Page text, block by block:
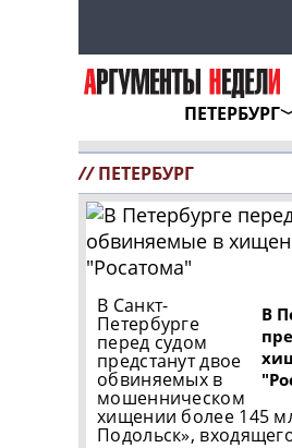
ПЕТЕРБУРГ
// ПЕТЕРБУРГ
В
В Санкт-
Петербурге
перед судом
предстанут двое
обвиняемых в
мошенническом
хищении более 145
Подольск»,